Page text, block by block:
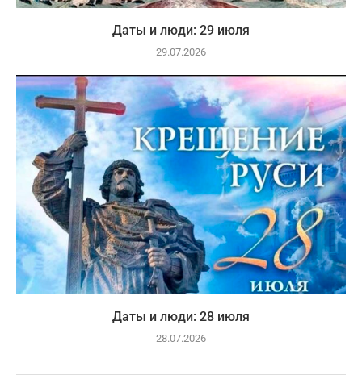
Даты и люди: 29 июля
29.07.2026
Даты и люди: 28 июля
28.07.2026